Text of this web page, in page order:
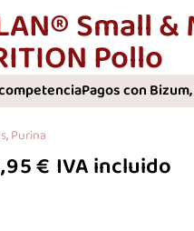
Small
Pollo
Pagos con
,Purina
€ IVA incluido